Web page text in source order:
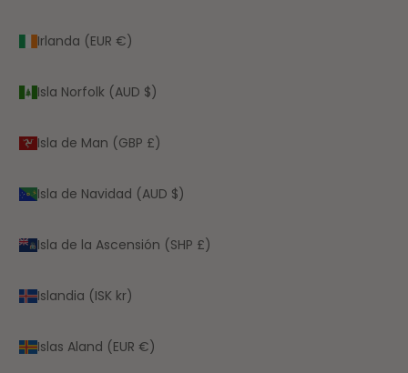
Irlanda (EUR €)
Isla Norfolk (AUD $)
Isla de Man (GBP £)
Isla de Navidad (AUD $)
Isla de la Ascensión (SHP £)
Islandia (ISK kr)
Islas Aland (EUR €)